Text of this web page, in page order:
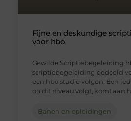
Fijne en deskundige
voor hbo
Gewilde Scriptiebegeleiding
scriptiebegeleiding bedoeld
een hbo studie volgen. Een
op dit niveau volgt, komt aan
Banen en opleidingen